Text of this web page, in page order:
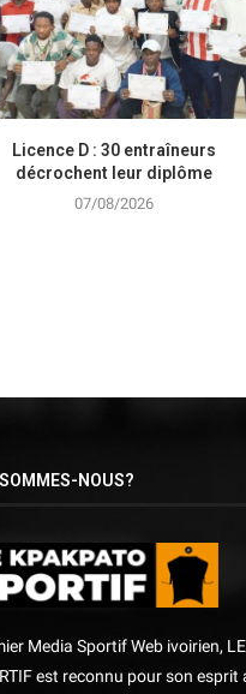
Licence D : 30 entraîneurs
décrochent leur diplôme
07/08/2026
NOUS?
Media Sportif Web ivoirien,
est reconnu pour son